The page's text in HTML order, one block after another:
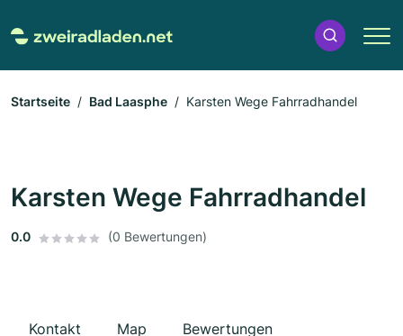
Startseite Bad Laasphe Karsten Wege Fahrradhandel
Karsten Wege Fahrradhandel
0.0 (0 Bewertungen)
Kontakt Map Bewertungen